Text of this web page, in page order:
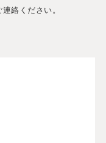
絡ください。